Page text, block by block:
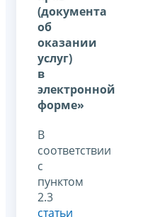
(документа
об
оказании
услуг)
в
электронной
форме»
В
соответствии
с
пунктом
2.3
статьи